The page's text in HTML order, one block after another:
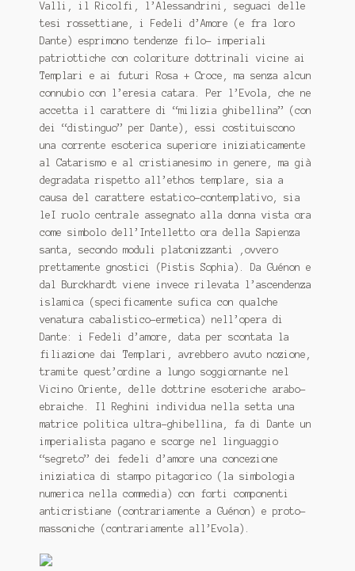
Valli, il Ricolfi, l’Alessandrini, seguaci delle
tesi rossettiane, i Fedeli d’Amore (e fra loro
Dante) esprimono tendenze filo- imperiali
patriottiche con coloriture dottrinali vicine ai
Templari e ai futuri Rosa + Croce, ma senza alcun
connubio con l’eresia catara. Per l’Evola, che ne
accetta il carattere di “milizia ghibellina” (con
dei “distinguo” per Dante), essi costituiscono
una corrente esoterica superiore iniziaticamente
al Catarismo e al cristianesimo in genere, ma già
degradata rispetto all’ethos templare, sia a
causa del carattere estatico-contemplativo, sia
leI ruolo centrale assegnato alla donna vista ora
come simbolo dell’Intelletto ora della Sapienza
santa, secondo moduli platonizzanti ,ovvero
prettamente gnostici (Pistis Sophia). Da Guénon e
dal Burckhardt viene invece rilevata l’ascendenza
islamica (specificamente sufica con qualche
venatura cabalistico-ermetica) nell’opera di
Dante: i Fedeli d’amore, data per scontata la
filiazione dai Templari, avrebbero avuto nozione,
tramite quest’ordine a lungo soggiornante nel
Vicino Oriente, delle dottrine esoteriche arabo-
ebraiche. Il Reghini individua nella setta una
matrice politica ultra-ghibellina, fa di Dante un
imperialista pagano e scorge nel linguaggio
“segreto” dei fedeli d’amore una concezione
iniziatica di stampo pitagorico (la simbologia
numerica nella commedia) con forti componenti
anticristiane (contrariamente a Guénon) e proto-
massoniche (contrariamente all’Evola).